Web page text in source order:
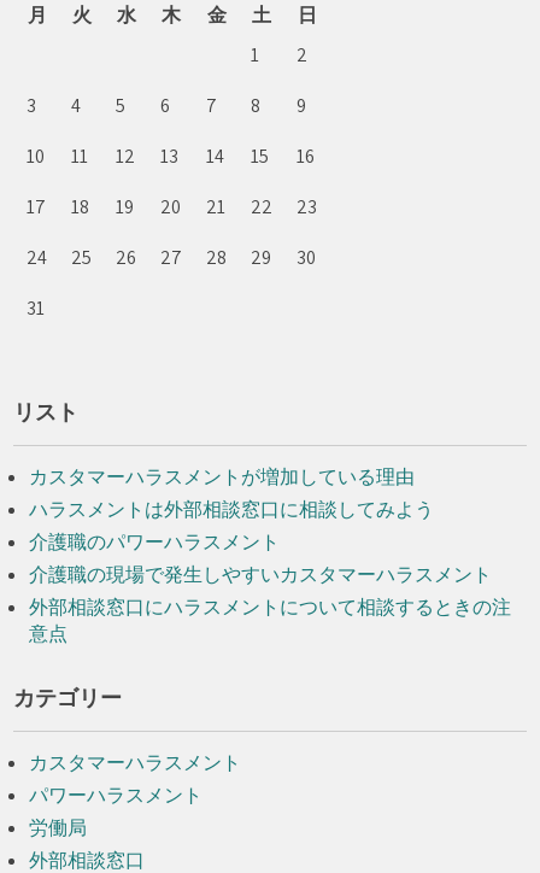
月
火 水 木 金 土
日
1
2
3
4 5 6 7 8
9
10
11 12 13 14 15
16
17
18 19 20 21 22
23
24
25 26 27 28 29
30
31
リスト
カスタマーハラスメントが増加している理由
ハラスメントは外部相談窓口に相談してみよう
介護職のパワーハラスメント
介護職の現場で発生しやすいカスタマーハラスメント
外部相談窓口にハラスメントについて相談するときの注
意点
カテゴリー
カスタマーハラスメント
パワーハラスメント
労働局
外部相談窓口